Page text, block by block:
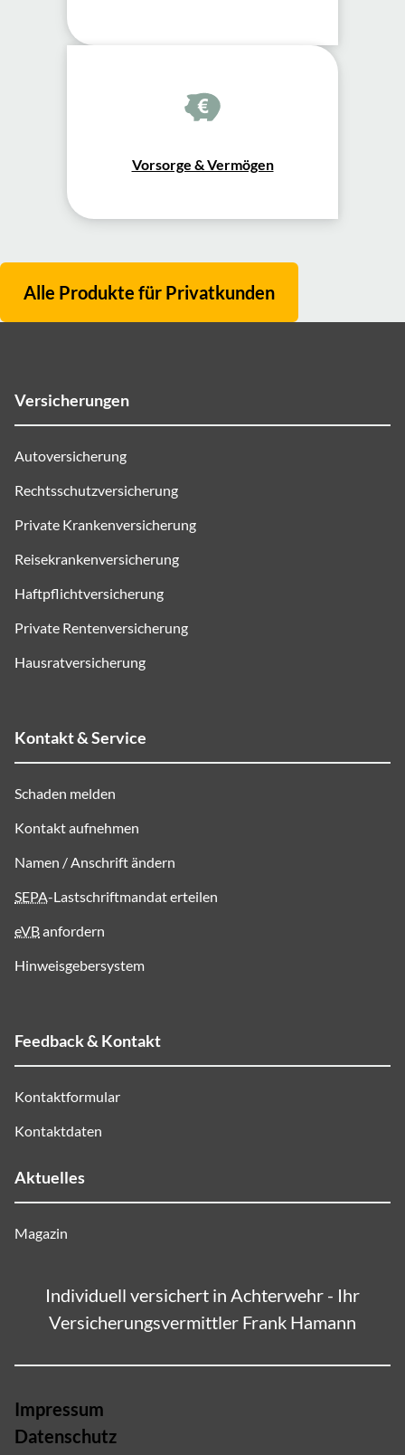
Vorsorge & Vermögen
Alle Produkte für Privatkunden
Versicherungen
Autoversicherung
Rechtsschutzversicherung
Private Krankenversicherung
Reisekrankenversicherung
Haftpflichtversicherung
Private Rentenversicherung
Hausratversicherung
Kontakt & Service
Schaden melden
Kontakt aufnehmen
Namen / Anschrift ändern
SEPA-Lastschriftmandat erteilen
eVBanfordern
Hinweisgebersystem
Feedback & Kontakt
Kontaktformular
Kontaktdaten
Aktuelles
Magazin
Individuell versichert in Achterwehr - Ihr
Versicherungsvermittler Frank Hamann
Impressum
Datenschutz